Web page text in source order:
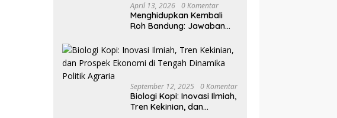
April 13, 2026 0 Komentar
Menghidupkan Kembali
Roh Bandung: Jawaban
Hegemoni Global
September 12, 2025 0 Komentar
Biologi Kopi: Inovasi Ilmiah,
Tren Kekinian, dan